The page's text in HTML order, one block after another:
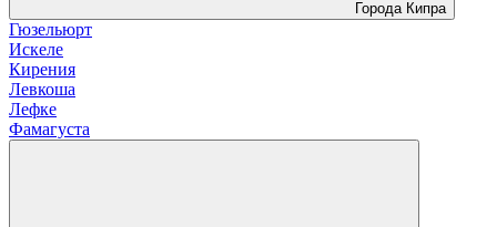
Города Кипра
Гюзельюрт
Искеле
Кирения
Левкоша
Лефке
Фамагуста